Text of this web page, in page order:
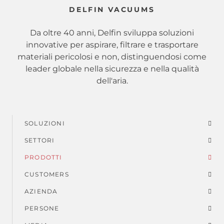
DELFIN VACUUMS
Da oltre 40 anni, Delfin sviluppa soluzioni
innovative per aspirare, filtrare e trasportare
materiali pericolosi e non, distinguendosi come
leader globale nella sicurezza e nella qualità
dell'aria.
Menu
di
piè
di
pagina
SOLUZIONI
SETTORI
PRODOTTI
CUSTOMERS
AZIENDA
PERSONE